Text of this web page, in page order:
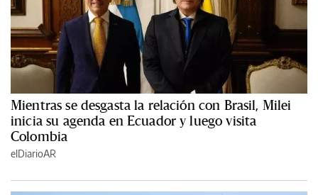
Mientras se desgasta la relación con Brasil, Milei
inicia su agenda en Ecuador y luego visita
Colombia
elDiarioAR